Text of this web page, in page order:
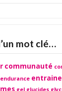
mot clé…
communauté
endurance